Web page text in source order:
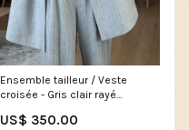
Ensemble tailleur / Veste
croisée - Gris clair rayé
US$ 350.00